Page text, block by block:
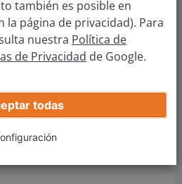
que le precedieron, por
los destinatarios sean
también es posible en
página de privacidad). Para
nuestra Política de
de Privacidad de Google.
todas